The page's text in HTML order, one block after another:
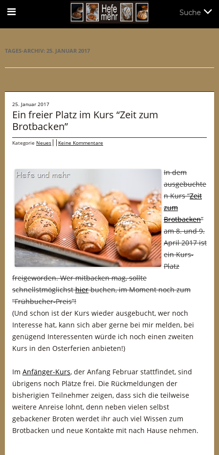
TAGES-ARCHIV: 25. JANUAR 2017
25. Januar 2017
Ein freier Platz im Kurs “Zeit zum
Brotbacken”
Kategorie Neues Keine Kommentare
In dem
ausgebuchte
n Kurs “Zeit
zum
Brotbacken”
am 8. und 9.
April 2017 ist
ein Kurs-
Platz
freigeworden. Wer mitbacken mag, sollte
schnellstmöglichsthierbuchen, im Moment noch zum
“Frühbucher-Preis”!
(Und schon ist der Kurs wieder ausgebucht, wer noch
Interesse hat, kann sich aber gerne bei mir melden, bei
genügend Interessenten würde ich noch einen zweiten
Kurs in den Osterferien anbieten!)
Im Anfänger-Kurs, der Anfang Februar stattfindet, sind
übrigens noch Plätze frei. Die Rückmeldungen der
bisherigien Teilnehmer zeigen, dass sich die teilweise
weitere Anreise lohnt, denn neben vielen selbst
gebackener Broten werdet ihr auch viel Wissen zum
Brotbacken und neue Kontakte mit nach Hause nehmen.
Suche
Suche